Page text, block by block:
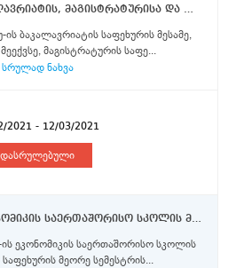
კონკურსი თსუ-ს ბაკალავრიატის, მაგისტრატურისა და დოქტორანტურის საფეხურის სტუდენტებისათვის ევროკომისიის მიერ დაფინანსებული PEERS კრედიტ-მობილობის პროგრამის სტიპენდიების მოსაპოვებლად
ბაკალავრიატის საფეხურის მესამე,
მაგისტრატურის საფე...
სრულად ნახვა
2021 - 12/03/2021
დასრულებული
კონკურსი თსუ-ის ეკონომიკის საერთაშორისო სკოლის მაგისტრატურის საფეხურის სტუდენტებისთვის კლერმონ ოვერნის უნივერსიტეტში ევროკომისიის მიერ დაფინანსებული ერაზმუს+ პროგრამის სტიპენდიების მოსაპოვებლად
ეკონომიკის საერთაშორისო სკოლის
მეორე სემესტრის...